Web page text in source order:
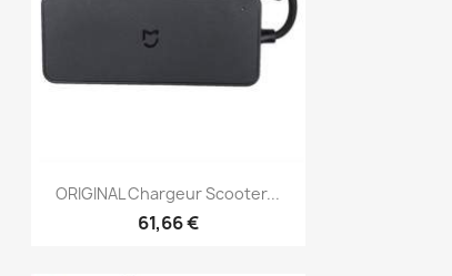
Aperçu rapide
ORIGINAL Chargeur Scooter...
61,66 €